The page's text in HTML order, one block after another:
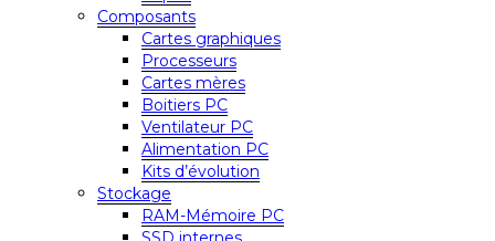
Composants
Cartes graphiques
Processeurs
Cartes mères
Boitiers PC
Ventilateur PC
Alimentation PC
Kits d’évolution
Stockage
RAM-Mémoire PC